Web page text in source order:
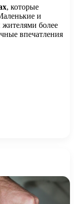
, которые
и
более
впечатления